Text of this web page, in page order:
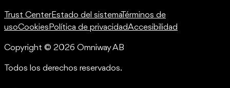
Trust CenterEstado del sistemaTérminos de
usoCookiesPolítica de privacidadAccesibilidad
Copyright © 2026 Omniway AB
Todos los derechos reservados.